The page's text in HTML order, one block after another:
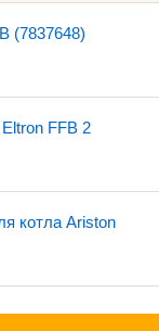
(7837648)
FFB 2
котла Ariston